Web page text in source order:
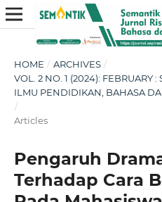
HOME / ARCHIVES /
VOL. 2 NO. 1 (2024): FEBRUARY
ILMU PENDIDIKAN, BAHASA
/
Articles
Pengaruh
Terhadap Cara